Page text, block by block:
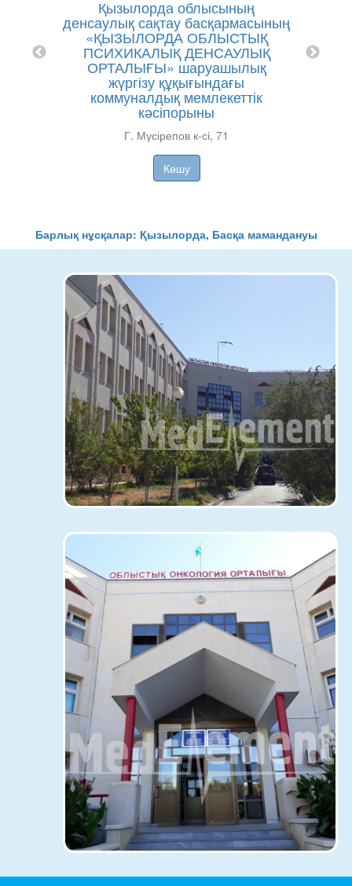
Қызылорда облысының
денсаулық сақтау басқармасының
«ҚЫЗЫЛОРДА ОБЛЫСТЫҚ
ПСИХИКАЛЫҚ ДЕНСАУЛЫҚ
ОРТАЛЫҒЫ» шаруашылық
жүргізу құқығындағы
коммуналдық мемлекеттік
кәсіпорыны
Г. Мүсірепов к-сі, 71
Көшу
Барлық нұсқалар: Қызылорда, Басқа мамандануы